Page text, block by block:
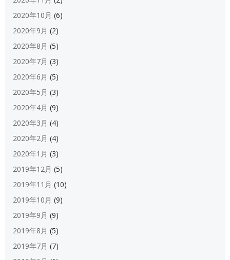
2020年10月 (6)
2020年9月 (2)
2020年8月 (5)
2020年7月 (3)
2020年6月 (5)
2020年5月 (3)
2020年4月 (9)
2020年3月 (4)
2020年2月 (4)
2020年1月 (3)
2019年12月 (5)
2019年11月 (10)
2019年10月 (9)
2019年9月 (9)
2019年8月 (5)
2019年7月 (7)